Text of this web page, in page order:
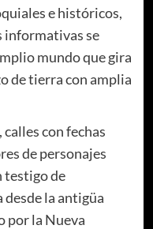
e históricos,
informativas se
mundo que gira
de tierra con amplia
con fechas
de personajes
testigo de
la antigüa
por la Nueva